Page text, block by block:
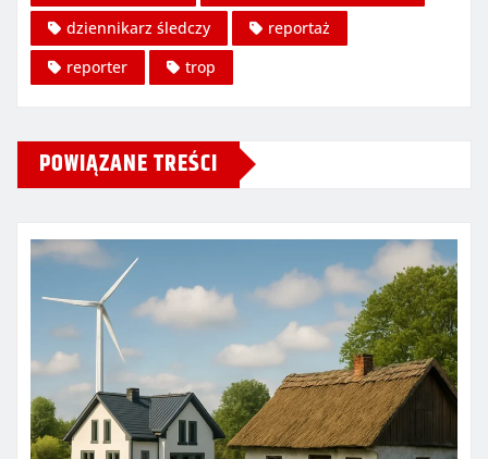
dziennikarz śledczy
reportaż
reporter
trop
POWIĄZANE TREŚCI